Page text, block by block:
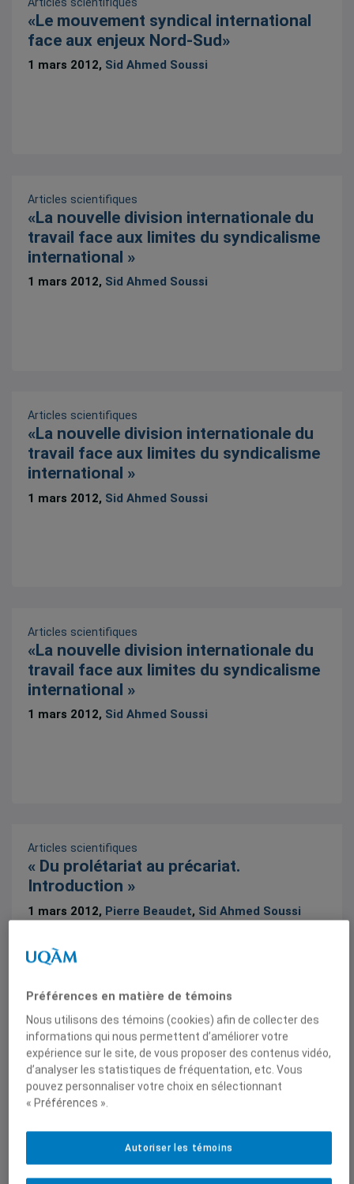
«Le mouvement syndical international
face aux enjeux Nord-Sud»
1 mars 2012, Sid Ahmed Soussi
Articles scientifiques
«La nouvelle division internationale du
travail face aux limites du syndicalisme
international »
1 mars 2012, Sid Ahmed Soussi
Articles scientifiques
«La nouvelle division internationale du
travail face aux limites du syndicalisme
international »
1 mars 2012, Sid Ahmed Soussi
Articles scientifiques
«La nouvelle division internationale du
travail face aux limites du syndicalisme
international »
1 mars 2012, Sid Ahmed Soussi
Articles scientifiques
« Du prolétariat au précariat.
Introduction »
1 mars 2012, Pierre Beaudet, Sid Ahmed Soussi
Articles scientifiques
« Du prolétariat au précariat.
Introduction »
1 mars 2012,Pierre Beaudet
Préférences en matière de témoins
Nous utilisons des témoins (cookies) afin de collecter des
informations qui nous permettent d’améliorer votre
expérience sur le site, de vous proposer des contenus vidéo,
d’analyser les statistiques de fréquentation, etc. Vous
pouvez personnaliser votre choix en sélectionnant
« Préférences ».
Autoriser les témoins